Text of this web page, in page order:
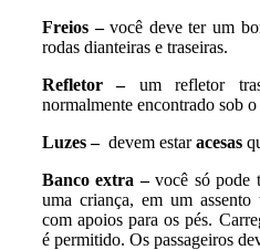
Freios –você deve ter um
rodas dianteiras e traseiras.
Refletor – um refletor
normalmente encontrado sob o
Luzes –devem estaracesas
Banco extra –você só pode
uma criança, em um assento
com apoios para os pés.
é permitido. Os passageiros